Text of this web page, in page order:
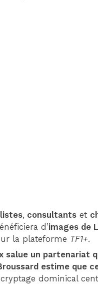
, consultants et
d’images de
la plateforme TF1+.
salue un partenariat
estime que
dominical